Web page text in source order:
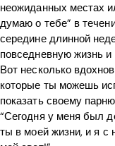
неожиданных местах
думаю о тебе” в
середине длинной
повседневную жизнь
Вот несколько
которые ты можешь
показать своему
“Сегодня у меня был
ты в моей жизни, и я с